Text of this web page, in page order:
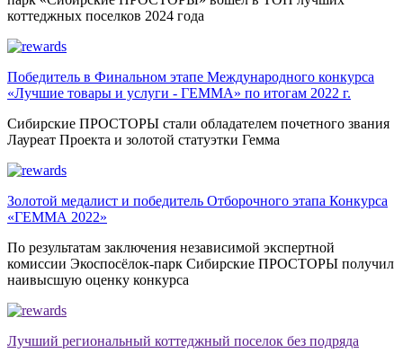
коттеджных поселков 2024 года
Победитель в Финальном этапе Международного конкурса
«Лучшие товары и услуги - ГЕММА» по итогам 2022 г.
Сибирские ПРОСТОРЫ стали обладателем почетного звания
Лауреат Проекта и золотой статуэтки Гемма
Золотой медалист и победитель Отборочного этапа Конкурса
«ГЕММА 2022»
По результатам заключения независимой экспертной
комиссии Экоспосёлок-парк Сибирские ПРОСТОРЫ получил
наивысшую оценку конкурса
Лучший региональный коттеджный поселок без подряда